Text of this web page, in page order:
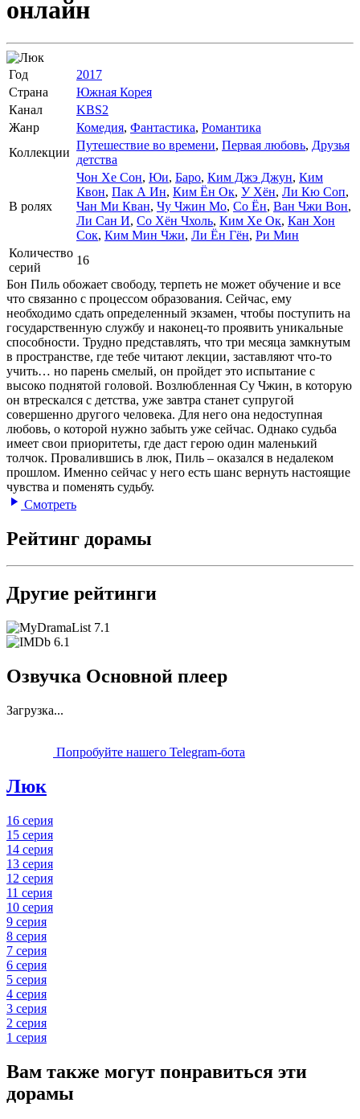
онлайн
Год
2017
Страна
Южная Корея
Канал
KBS2
Жанр
Комедия, Фантастика, Романтика
Коллекции
Путешествие во времени, Первая любовь, Друзья
детства
В ролях
Чон Хе Сон, Юи, Баро, Ким Джэ Джун, Ким
Квон, Пак А Ин, Ким Ён Ок, У Хён, Ли Кю Соп,
Чан Ми Кван, Чу Чжин Мо, Со Ён, Ван Чжи Вон,
Ли Сан И, Со Хён Чхоль, Ким Хе Ок, Кан Хон
Сок, Ким Мин Чжи, Ли Ён Гён, Ри Мин
Количество
серий
16
Бон Пиль обожает свободу, терпеть не может обучение и все
что связанно с процессом образования. Сейчас, ему
необходимо сдать определенный экзамен, чтобы поступить на
государственную службу и наконец-то проявить уникальные
способности. Трудно представлять, что три месяца замкнутым
в пространстве, где тебе читают лекции, заставляют что-то
учить… но парень смелый, он пройдет это испытание с
высоко поднятой головой. Возлюбленная Су Чжин, в которую
он втрескался с детства, уже завтра станет супругой
совершенно другого человека. Для него она недоступная
любовь, о которой нужно забыть уже сейчас. Однако судьба
имеет свои приоритеты, где даст герою один маленький
толчок. Провалившись в люк, Пиль – оказался в недалеком
прошлом. Именно сейчас у него есть шанс вернуть настоящие
чувства и поменять судьбу.
Смотреть
Рейтинг дорамы
Другие рейтинги
7.1
6.1
Озвучка Основной плеер
Загрузка...
Попробуйте нашего Telegram-бота
Люк
16 серия
15 серия
14 серия
13 серия
12 серия
11 серия
10 серия
9 серия
8 серия
7 серия
6 серия
5 серия
4 серия
3 серия
2 серия
1 серия
Вам также могут понравиться эти
дорамы